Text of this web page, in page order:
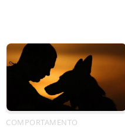
COMPORTAMENTO